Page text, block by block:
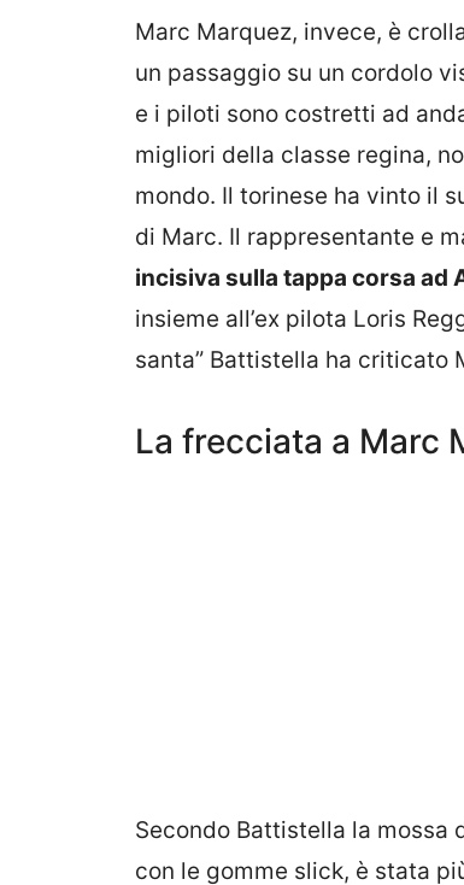
Marc Marquez, invece, è
un passaggio su un cordolo
e i piloti sono costretti ad
migliori della classe regina,
mondo. Il torinese ha vinto il
di Marc. Il rappresentante e
incisiva sulla tappa corsa ad
insieme all’ex pilota Loris
santa” Battistella ha criticato
La frecciata a Marc
Secondo Battistella la mossa
con le gomme slick, è stata